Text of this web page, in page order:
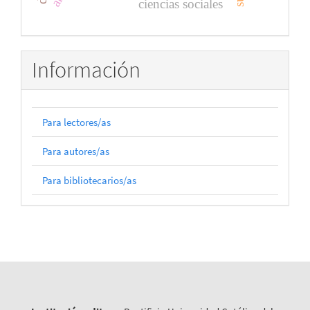
ciencias sociales
Información
Para lectores/as
Para autores/as
Para bibliotecarios/as